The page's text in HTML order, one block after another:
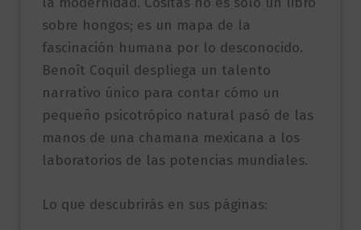
sobre hongos; es un mapa de la
fascinación humana por lo desconocido.
Benoît Coquil despliega un talento
narrativo único para contar cómo un
pequeño psicotrópico natural pasó de las
manos de una chamana mexicana a los
laboratorios de las potencias mundiales.
Lo que descubrirás en sus páginas: